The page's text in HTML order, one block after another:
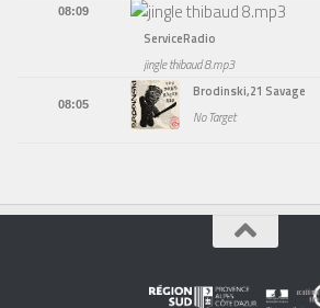
08:09
ServiceRadio
jingle thibaud 8.mp3
08:05
Brodinski,21 Savage
No Target